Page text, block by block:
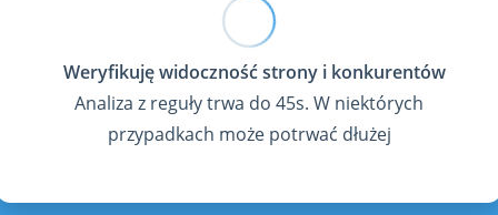
Analiza z reguły trwa do 45s. W niektórych
przypadkach może potrwać dłużej